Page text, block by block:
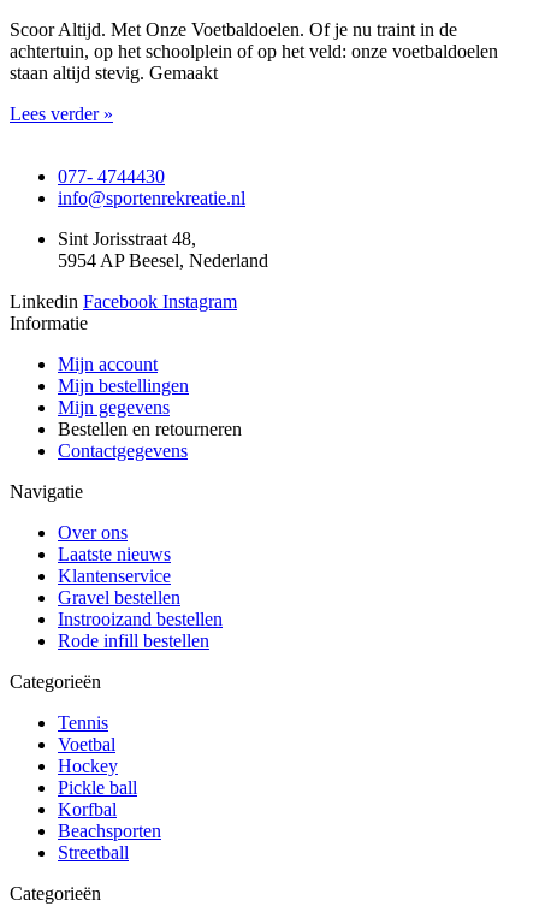
Scoor Altijd. Met Onze Voetbaldoelen. Of je nu traint in de
achtertuin, op het schoolplein of op het veld: onze voetbaldoelen
staan altijd stevig. Gemaakt
Lees verder »
077- 4744430
info@sportenrekreatie.nl
Sint Jorisstraat 48,
5954 AP Beesel, Nederland
Linkedin Facebook Instagram
Informatie
Mijn account
Mijn bestellingen
Mijn gegevens
Bestellen en retourneren
Contactgegevens
Navigatie
Over ons
Laatste nieuws
Klantenservice
Gravel bestellen
Instrooizand bestellen
Rode infill bestellen
Categorieën
Tennis
Voetbal
Hockey
Pickle ball
Korfbal
Beachsporten
Streetball
Categorieën